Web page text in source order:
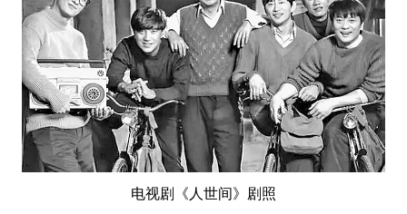
电视剧《人世间》剧照